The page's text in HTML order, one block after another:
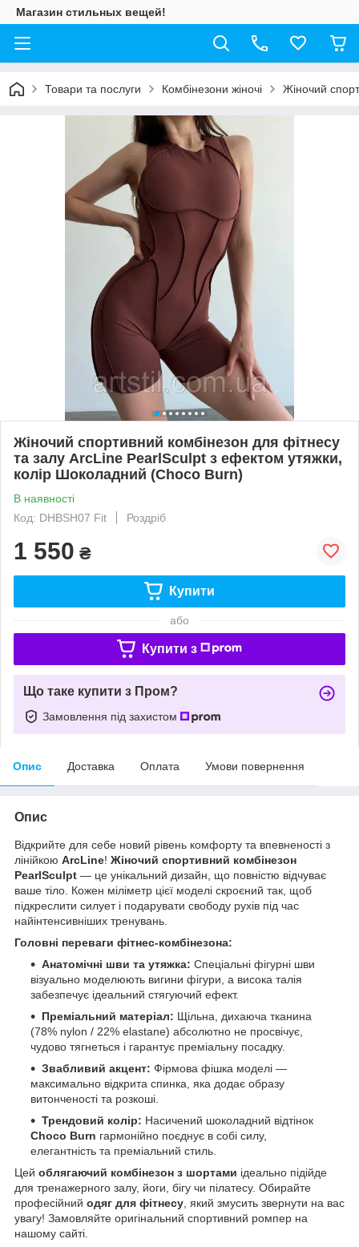
Магазин стильных вещей!
Товари та послуги Комбінезони жіночі Жіночий
Жіночий спортивний комбінезон для фітнесу
та залу ArcLine PearlSculpt з ефектом утяжки,
колір Шоколадний (Choco Burn)
В наявності
Код: DHBSH07 Fit
Роздріб
1 550 ₴
Купити
або
Купити з
Що таке купити з Пром?
Замовлення під захистом
Опис Доставка Оплата Умови повернення
Опис
Відкрийте для себе новий рівень комфорту та впевненості з
лінійкою ArcLine! Жіночий спортивний комбінезон
PearlSculpt — це унікальний дизайн, що повністю відчуває
ваше тіло. Кожен міліметр цієї моделі скроєний так, щоб
підкреслити силует і подарувати свободу рухів під час
найінтенсивніших тренувань.
Головні переваги фітнес-комбінезона:
Анатомічні шви та утяжка: Спеціальні фігурні шви
візуально моделюють вигини фігури, а висока талія
забезпечує ідеальний стягуючий ефект.
Преміальний матеріал: Щільна, дихаюча тканина
(78% nylon / 22% elastane) абсолютно не просвічує,
чудово тягнеться і гарантує преміальну посадку.
Звабливий акцент: Фірмова фішка моделі —
максимально відкрита спинка, яка додає образу
витонченості та розкоші.
Трендовий колір: Насичений шоколадний відтінок
Choco Burn гармонійно поєднує в собі силу,
елегантність та преміальний стиль.
Цей облягаючий комбінезон з шортами ідеально підійде
для тренажерного залу, йоги, бігу чи пілатесу. Обирайте
професійний одяг для фітнесу , який змусить звернути на вас
увагу! Замовляйте оригінальний спортивний ромпер на
нашому сайті.